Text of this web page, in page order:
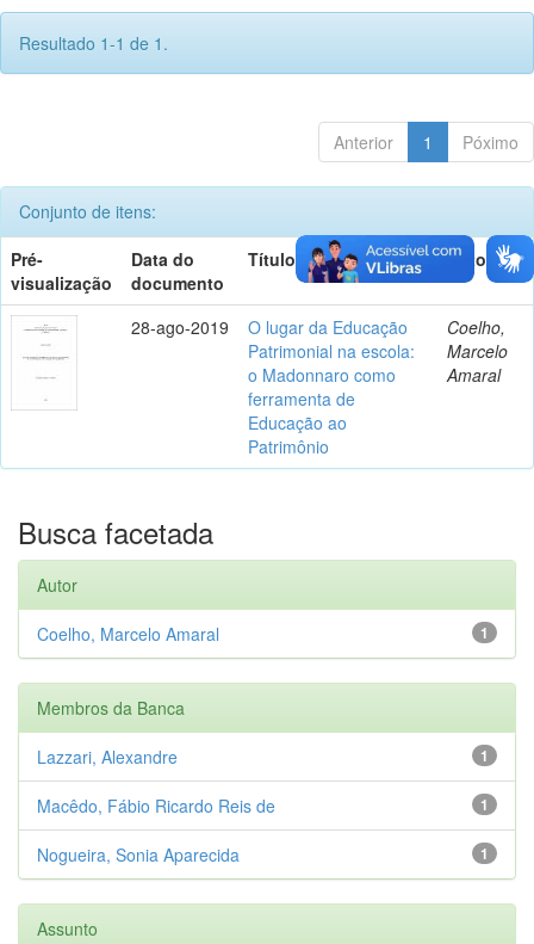
Resultado 1-1 de 1.
Anterior 1 Póximo
Conjunto de itens:
Pré-
visualização
Data do
documento
Título Autor(es)
28-ago-2019
O lugar da Educação
Patrimonial na escola:
o Madonnaro como
ferramenta de
Educação ao
Patrimônio
Coelho,
Marcelo
Amaral
Busca facetada
Autor
1
Coelho, Marcelo Amaral
Membros da Banca
1
Lazzari, Alexandre
1
Macêdo, Fábio Ricardo Reis de
1
Nogueira, Sonia Aparecida
Assunto